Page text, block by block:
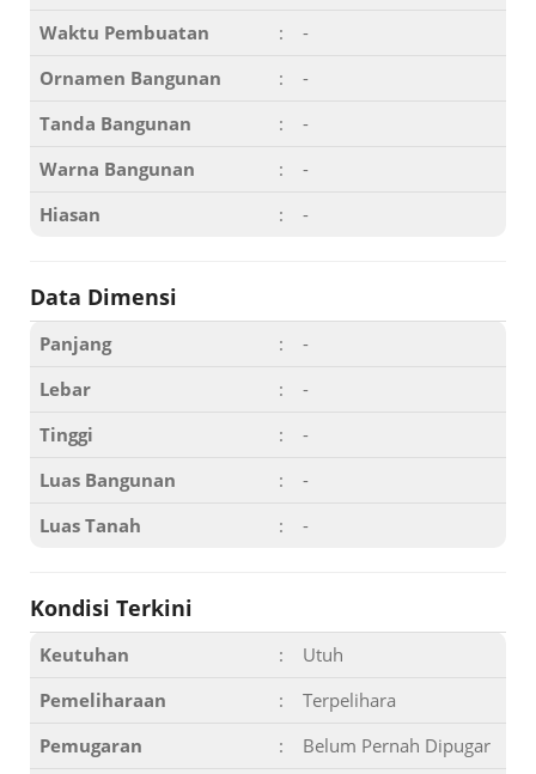
Waktu Pembuatan :
-
Ornamen Bangunan
:
-
Tanda Bangunan
:
-
Warna Bangunan
:
-
Hiasan
: -
Data Dimensi
Panjang :
-
Lebar
:
-
Tinggi
:
-
Luas Bangunan
:
-
Luas Tanah
: -
Kondisi Terkini
Keutuhan :
Utuh
Pemeliharaan
:
Terpelihara
Pemugaran
:
Belum Pernah Dipugar